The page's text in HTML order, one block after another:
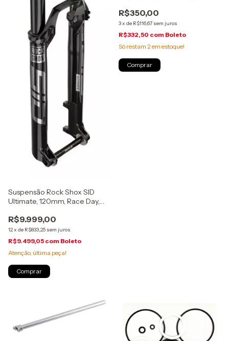
Suspensão Rock Shox SID
Ultimate, 120mm, Race Day,
(00.4020.548.002)
R$9.999,00
12x de R$833,25 sem juros
R$9.499,05 com Boleto
Atenção, última peça!
R$350,00
3x de R$116,67 sem juros
R$332,50 com Boleto
Só restam 2 em estoque!